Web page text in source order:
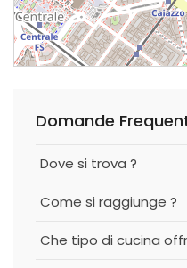
Domande
Dove si trova ?
Come si raggiunge ?
Che tipo di cucina